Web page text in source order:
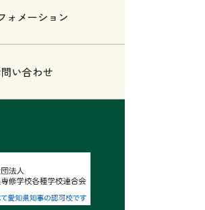
ォメーション
い合わせ